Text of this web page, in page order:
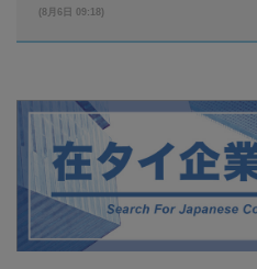
(8月6日 09:18)